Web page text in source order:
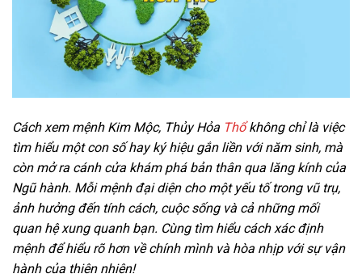
Cách xem mệnh Kim Mộc, Thủy Hỏa Thổkhông chỉ là việc
tìm hiểu một con số hay ký hiệu gắn liền với năm sinh, mà
còn mở ra cánh cửa khám phá bản thân qua lăng kính của
Ngũ hành. Mỗi mệnh đại diện cho một yếu tố trong vũ trụ,
ảnh hưởng đến tính cách, cuộc sống và cả những mối
quan hệ xung quanh bạn. Cùng tìm hiểu cách xác định
mệnh để hiểu rõ hơn về chính mình và hòa nhịp với sự vận
hành của thiên nhiên!